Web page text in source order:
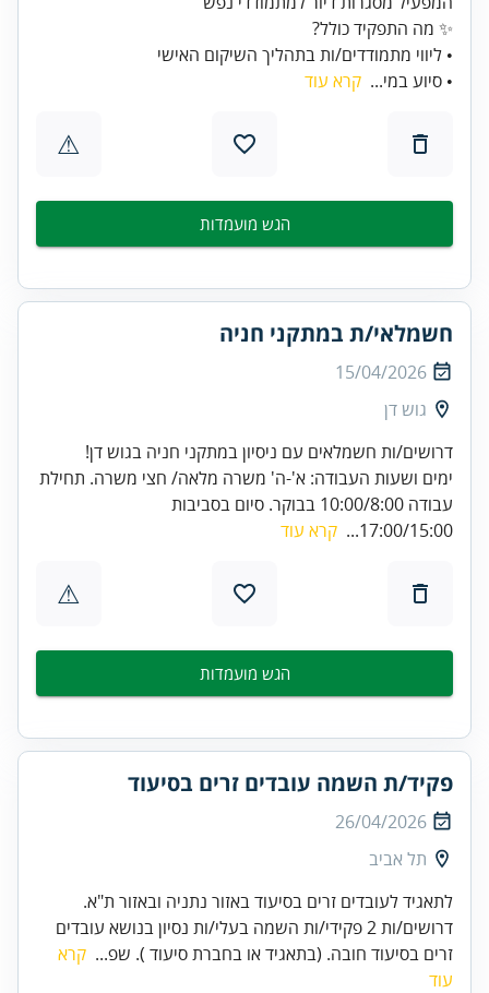
• ליווי מתמודדים/ות בתהליך השיקום האישי
• סיוע במי... קרא עוד
⚠
הגש מועמדות
חשמלאי/ת במתקני חניה
15/04/2026
גוש דן
דרושים/ות חשמלאים עם ניסיון במתקני חניה בגוש דן!
ימים ושעות העבודה: א'-ה' משרה מלאה/ חצי משרה. תחילת
עבודה 10:00/8:00 בבוקר. סיום בסביבות
17:00/15:00...
קרא עוד
⚠
הגש מועמדות
פקיד/ת השמה עובדים זרים בסיעוד
26/04/2026
תל אביב
לתאגיד לעובדים זרים בסיעוד באזור נתניה ובאזור ת"א.
דרושים/ות 2 פקידי/ות השמה בעלי/ות נסיון בנושא עובדים
זרים בסיעוד חובה. (בתאגיד או בחברת סיעוד ). שפ... קרא
עוד